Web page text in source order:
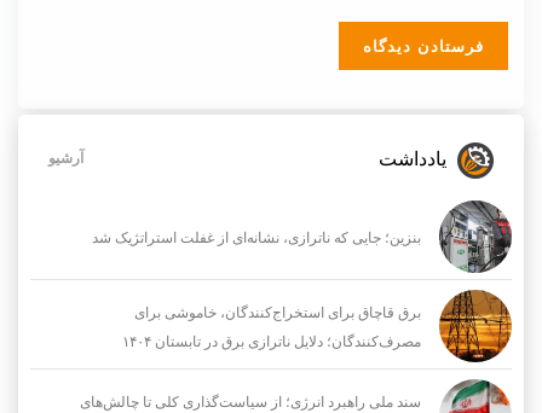
یادداشت آرشیو
بنزین؛ جایی که ناترازی، نشانه‌ای از غفلت استراتژیک شد
برق قاچاق برای استخراج‌کنندگان، خاموشی برای
مصرف‌کنندگان؛ دلایل ناترازی برق در تابستان ۱۴۰۴
سند ملی راهبرد انرژی؛ از سیاست‌گذاری کلی تا چالش‌های